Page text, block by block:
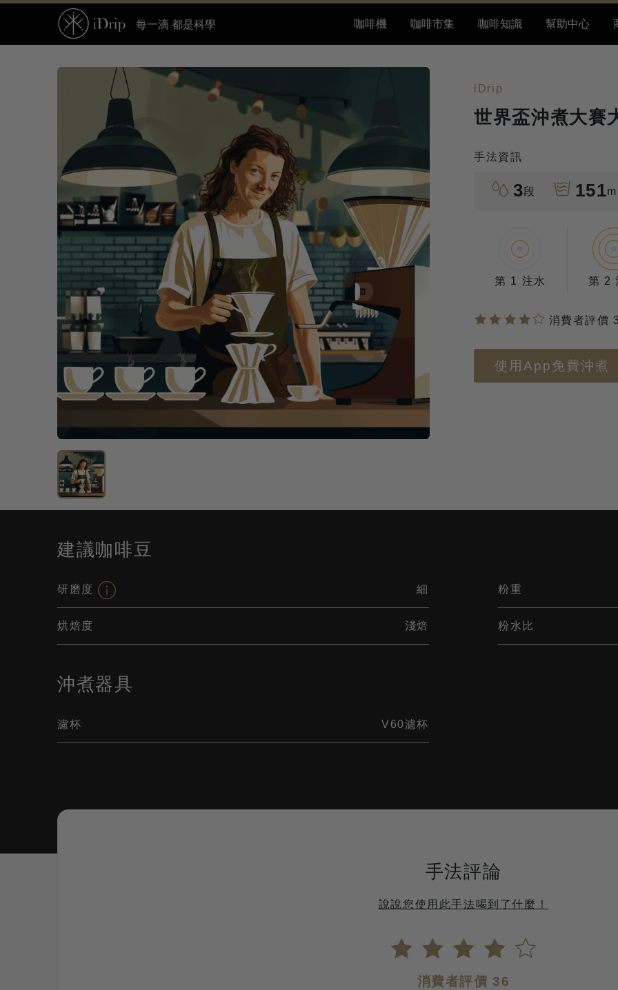
每一滴 都是科學 咖啡機 咖啡市集 咖啡知識 幫助中心
iDrip
世界盃沖煮大賽
手法資訊
3段 151
第 1 注水 第 2
消費者評價
使用App免費沖煮
建議咖啡豆
研磨度 細 粉重
烘焙度 淺焙 粉水比
沖煮器具
濾杯 V60濾杯
手法評論
說說您使用此手法喝到了什麼！
消費者評價 36